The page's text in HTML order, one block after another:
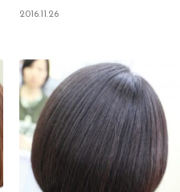
2016.11.26